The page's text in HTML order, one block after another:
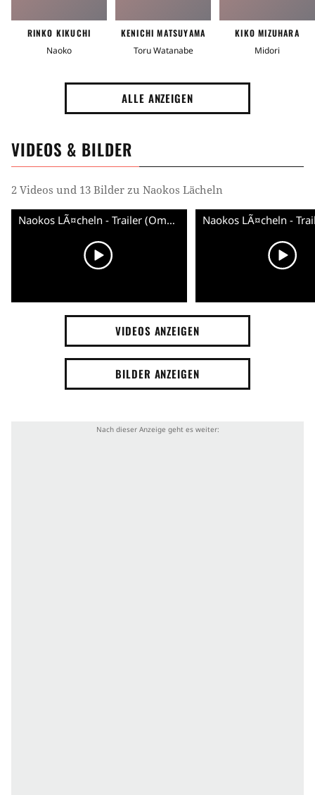
RINKO KIKUCHI
Naoko
KENICHI MATSUYAMA
Toru Watanabe
KIKO MIZUHARA
Midori
ALLE ANZEIGEN
VIDEOS & BILDER
2 Videos und 13 Bilder zu Naokos Lächeln
Naokos LÃ¤cheln - Trailer (OmeU)
VIDEOS ANZEIGEN
BILDER ANZEIGEN